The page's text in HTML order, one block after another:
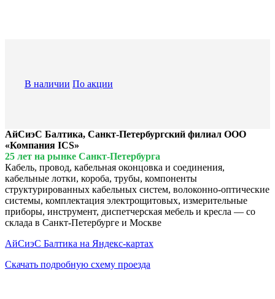
В наличии По акции
АйСиэС Балтика, Санкт-Петербургский филиал ООО
«Компания ICS»
25 лет на рынке Санкт-Петербурга
Кабель, провод, кабельная оконцовка и соединения,
кабельные лотки, короба, трубы, компоненты
структурированных кабельных систем, волоконно-оптические
системы, комплектация электрощитовых, измерительные
приборы, инструмент, диспетчерская мебель и кресла — со
склада в Санкт-Петербурге и Москве
АйСиэС Балтика на Яндекс-картах
Скачать подробную схему проезда